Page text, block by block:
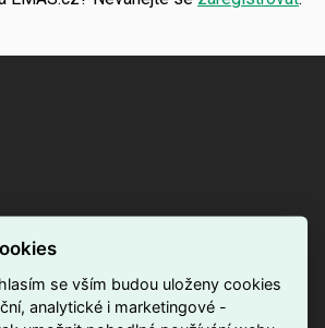
se vším budou uloženy cookies
analytické i marketingové -